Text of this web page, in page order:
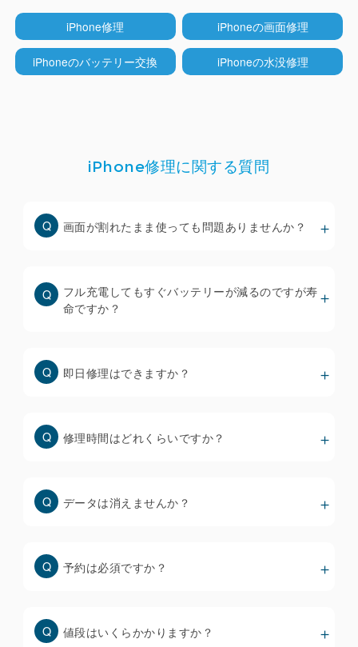
プレイを採用しています。
他店ではコストを下げる
ためにオンセル型のLCDが多く使われていますが分
厚くなりタッチ操作性も劣ります。
iCrackedのディスプレイはTrueTone機能（周囲の
応しており、iOS18.1以降で正常に動作することを
確認しています。
に必要なデータを移植するための機器を全店に配備
していますが、交換前のディスプレイからTrueTone
なります。
・ホームページには安い修理料金のみを提示して、来
いです。
・破損状態を軽度、重度で価格を変えている修理店も
安いディスプレイは色味やタッチ操作性が悪いだけで
なく、すぐに不具合を起こすリスクが高くなりますの
スマホ画面修理の価格と品質について
iPhone修理 iPhoneの画面修理
iPhoneのバッテリー交換 iPhoneの水没修理
iPhone修理に関する質問
画面が割れたまま使っても問題ありませんか？
フル充電してもすぐバッテリーが減るのですが寿
命ですか？
即日修理はできますか？
修理時間はどれくらいですか？
データは消えませんか？
予約は必須ですか？
値段はいくらかかりますか？